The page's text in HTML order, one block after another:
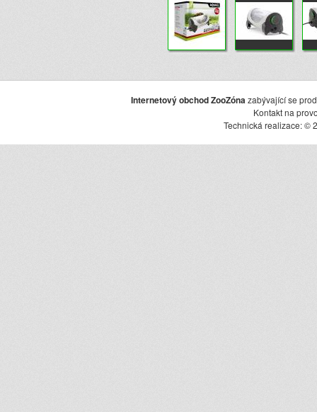
Internetový obchod ZooZóna zabývající se
Kontakt na
Technická realizace: ©